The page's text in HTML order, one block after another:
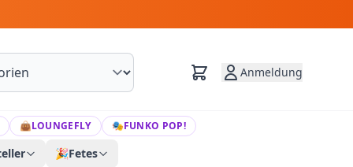
Anmeldung
👜LOUNGEFLY 🎭FUNKO POP!
🎉Fetes